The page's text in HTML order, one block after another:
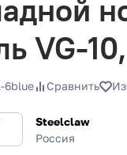
VG-
6blue Сравнить
Steelclaw
Россия